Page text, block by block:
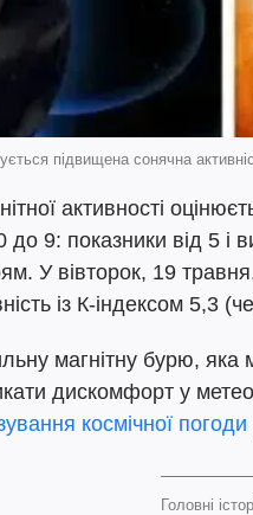
підвищена сонячна
активності
до 9: показники від 5
У вівторок, 19
із К-індексом 5,3
магнітну бурю,
дискомфорт у
космічної погоди
Головні